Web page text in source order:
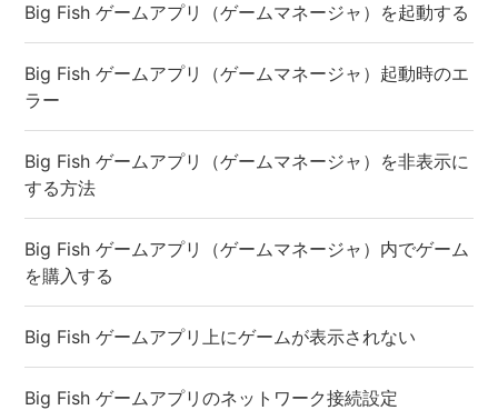
Big Fish ゲームアプリ（ゲームマネージャ）を起動する
Big Fish ゲームアプリ（ゲームマネージャ）起動時のエ
ラー
Big Fish ゲームアプリ（ゲームマネージャ）を非表示に
する方法
Big Fish ゲームアプリ（ゲームマネージャ）内でゲーム
を購入する
Big Fish ゲームアプリ上にゲームが表示されない
Big Fish ゲームアプリのネットワーク接続設定